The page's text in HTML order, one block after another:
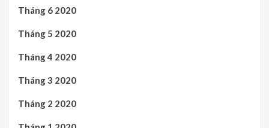
Tháng 6 2020
Tháng 5 2020
Tháng 4 2020
Tháng 3 2020
Tháng 2 2020